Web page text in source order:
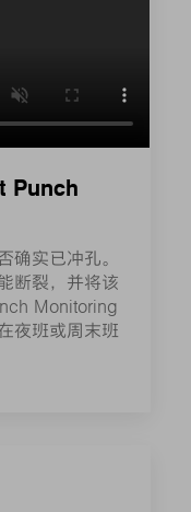
Punch
确实已冲孔。
断裂，并将该
Monitoring
夜班或周末班